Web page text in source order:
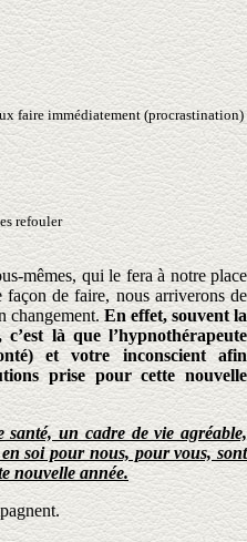
faire immédiatement (procrastination)
refouler
mêmes, qui le fera à notre place
façon de faire, nous arriverons de
changement. En effet, souvent la
là que l’hypnothérapeute
et votre inconscient afin
prise pour cette nouvelle
un cadre de vie agréable,
soi pour nous, pour vous, sont
nouvelle année.